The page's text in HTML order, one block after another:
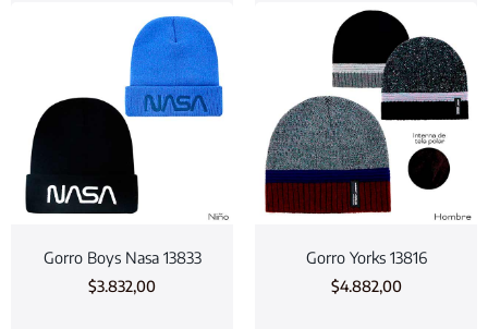
Gorro Boys Nasa 13833
$3.832,00
Gorro Yorks 13816
$4.882,00